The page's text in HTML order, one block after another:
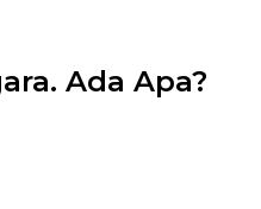
Ada Apa?